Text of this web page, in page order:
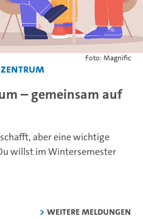
Foto: Magnific
– gemeinsam auf
aber eine wichtige
willst im Wintersemester
weitere Meldungen